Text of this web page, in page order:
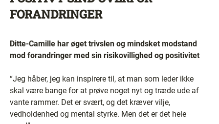
FORANDRINGER
Ditte-Camille har øget trivslen og mindsket modstand
mod forandringer med sin risikovillighed og positivitet
“Jeg håber, jeg kan inspirere til, at man som leder ikke
skal være bange for at prøve noget nyt og træde ude af
vante rammer. Det er svært, og det kræver vilje,
vedholdenhed og mental styrke. Men det er det hele